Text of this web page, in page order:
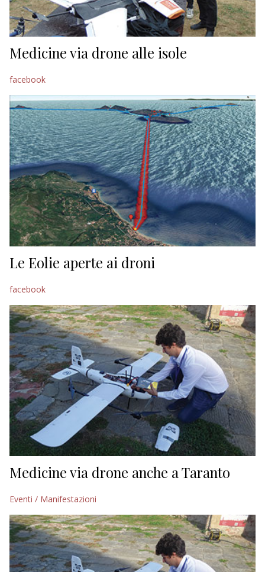
Medicine via drone alle isole
facebook
Le Eolie aperte ai droni
facebook
Medicine via drone anche a Taranto
Eventi / Manifestazioni